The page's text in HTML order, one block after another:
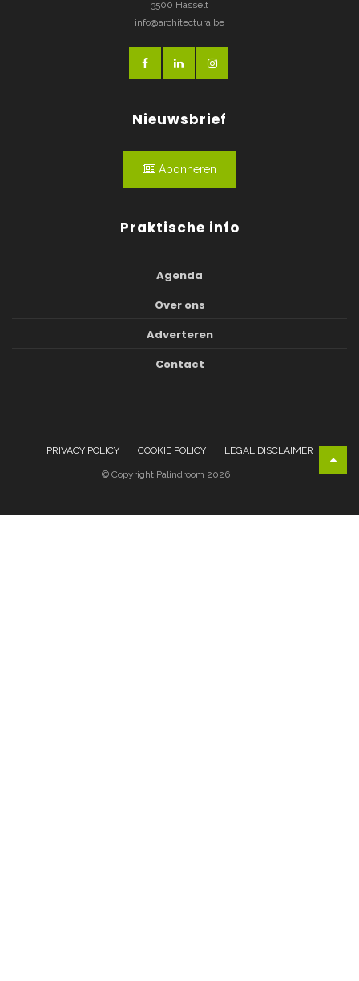
3500 Hasselt
info@architectura.be
Nieuwsbrief
Abonneren
Praktische info
Agenda
Over ons
Adverteren
Contact
PRIVACY POLICY COOKIE POLICY LEGAL DISCLAIMER
© Copyright Palindroom 2026